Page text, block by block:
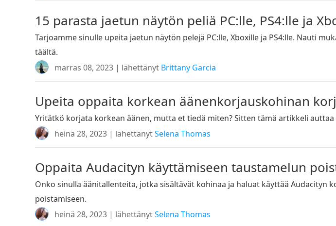
15 parasta jaetun näytön peliä PC:lle, PS4:lle ja
Tarjoamme sinulle upeita jaetun näytön pelejä PC:lle, Xboxille ja PS4:lle. Nauti
täältä.
marras 08, 2023 | lähettänyt Brittany Garcia
Upeita oppaita korkean äänenkorjauskohinan
Yritätkö korjata korkean äänen, mutta et tiedä miten? Sitten tämä artikkeli
heinä 28, 2023 | lähettänytSelena Thomas
Oppaita Audacityn käyttämiseen taustamelun
Onko sinulla äänitallenteita, jotka sisältävät kohinaa ja haluat käyttää Audacityn
poistamiseen.
heinä 28, 2023 | lähettänytSelena Thomas